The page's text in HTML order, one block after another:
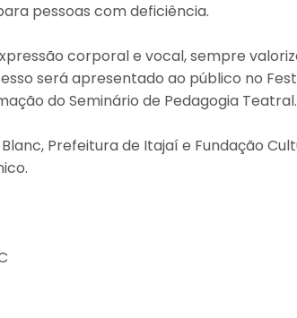
pessoas com deficiência.
corporal e vocal, sempre
será apresentado ao público no
do Seminário de Pedagogia Teatral.
Prefeitura de Itajaí e Fundação